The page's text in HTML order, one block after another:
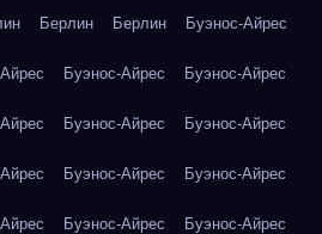
Берлин Берлин Буэнос-Айрес
Буэнос-Айрес Буэнос-Айрес
Буэнос-Айрес Буэнос-Айрес
Буэнос-Айрес Буэнос-Айрес
Буэнос-Айрес Буэнос-Айрес